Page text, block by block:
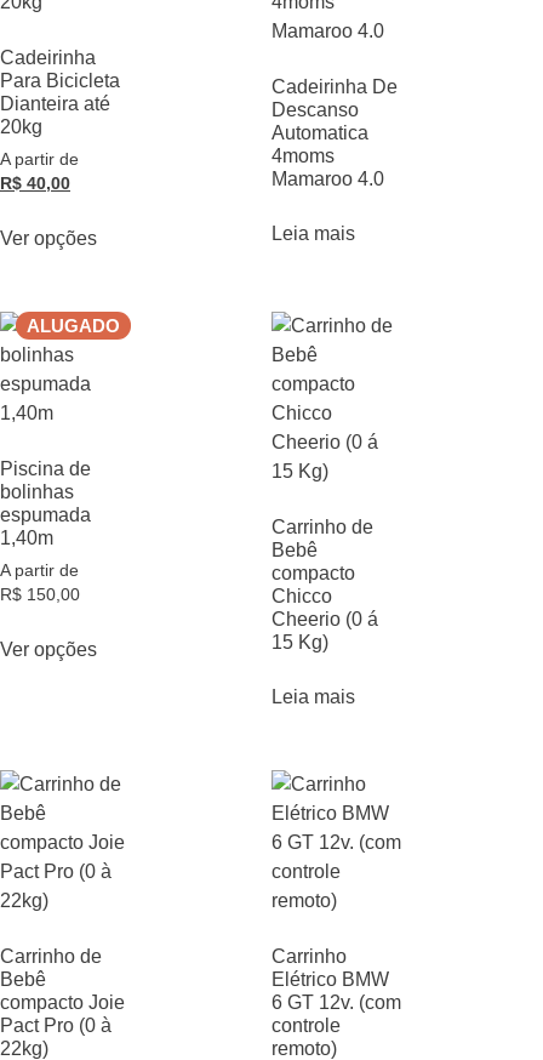
Cadeirinha
Para Bicicleta
Dianteira até
20kg
A partir de
R$ 40,00
Ver opções
Cadeirinha De
Descanso
Automatica
4moms
Mamaroo 4.0
Leia mais
ALUGADO
Piscina de
bolinhas
espumada
1,40m
A partir de
R$ 150,00
Ver opções
Carrinho de
Bebê
compacto
Chicco
Cheerio (0 á
15 Kg)
Leia mais
Carrinho de
Bebê
compacto Joie
Pact Pro (0 à
22kg)
Carrinho
Elétrico BMW
6 GT 12v. (com
controle
remoto)